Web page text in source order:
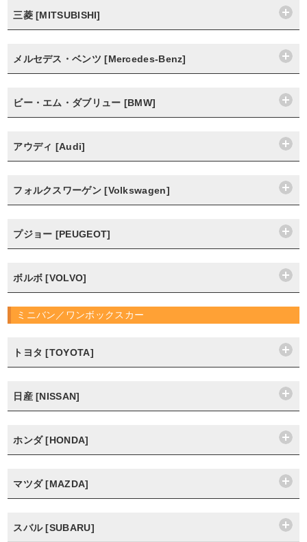
三菱 [MITSUBISHI]
メルセデス・ベンツ [Mercedes-Benz]
ビー・エム・ダブリュー [BMW]
アウディ [Audi]
フォルクスワーゲン [Volkswagen]
プジョー [PEUGEOT]
ボルボ [VOLVO]
ミニバン／ワンボックスカー
トヨタ [TOYOTA]
日産 [NISSAN]
ホンダ [HONDA]
マツダ [MAZDA]
スバル [SUBARU]